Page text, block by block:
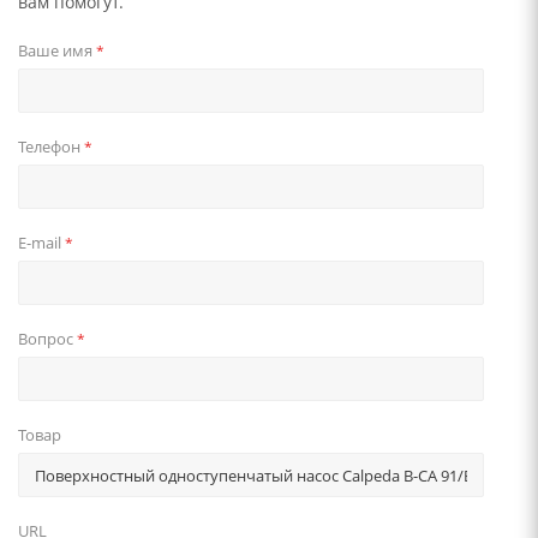
Ваше имя *
Телефон *
E-mail *
Вопрос*
Товар
URL